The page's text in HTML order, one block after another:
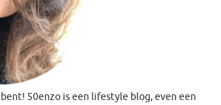
50enzo is een lifestyle blog, even een